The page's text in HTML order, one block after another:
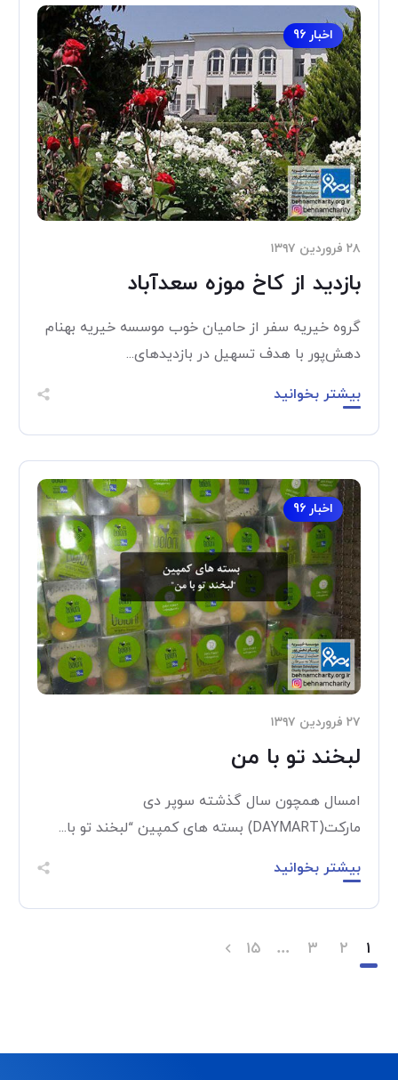
اخبار 96
۲۸ فروردین ۱۳۹۷
بازدید از کاخ موزه سعدآباد
گروه خیریه سفر از حامیان خوب موسسه خیریه بهنام
دهش‌پور با هدف تسهیل در بازدیدهای...
بیشتر بخوانید
اخبار 96
۲۷ فروردین ۱۳۹۷
لبخند تو با من
امسال همچون سال گذشته سوپر دی
مارکت(DAYMART) بسته های کمپین “لبخند تو با...
بیشتر بخوانید
۱ ۲ ۳ … ۱۵